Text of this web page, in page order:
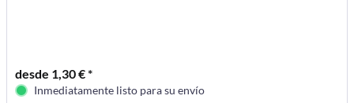
desde 1,30 € *
Inmediatamente listo para su envío